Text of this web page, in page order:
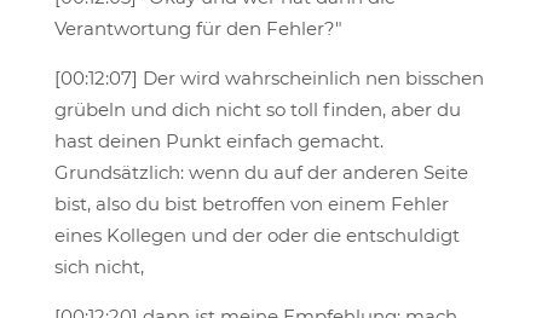
Verantwortung für den Fehler?"
[00:12:07] Der wird wahrscheinlich nen bisschen
grübeln und dich nicht so toll finden, aber du
hast deinen Punkt einfach gemacht.
Grundsätzlich: wenn du auf der anderen Seite
bist, also du bist betroffen von einem Fehler
eines Kollegen und der oder die entschuldigt
sich nicht,